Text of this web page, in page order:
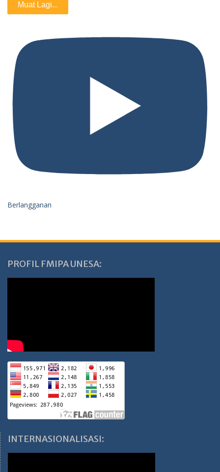
Muat Lagi...
Berlangganan
PROFIL FMIPA UNESA:
INTERNASIONALISASI: